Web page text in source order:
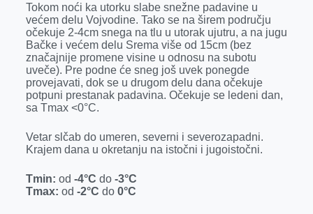
b
o
o
k
e
n
g
e
r
e
d
I
n
r
s
A
p
p
l
Tokom noći ka utorku slabe snežne padavine u
većem delu Vojvodine. Tako se na širem području
očekuje 2-4cm snega na tlu u utorak ujutru, a na jugu
Bačke i većem delu Srema više od 15cm (bez
značajnije promene visine u odnosu na subotu
uveče). Pre podne će sneg još uvek ponegde
provejavati, dok se u drugom delu dana očekuje
potpuni prestanak padavina. Očekuje se ledeni dan,
sa Tmax <0°C.
Vetar slčab do umeren, severni i severozapadni.
Krajem dana u okretanju na istočni i jugoistočni.
Tmin: od -4°C do -3°C
Tmax: od -2°C do 0°C